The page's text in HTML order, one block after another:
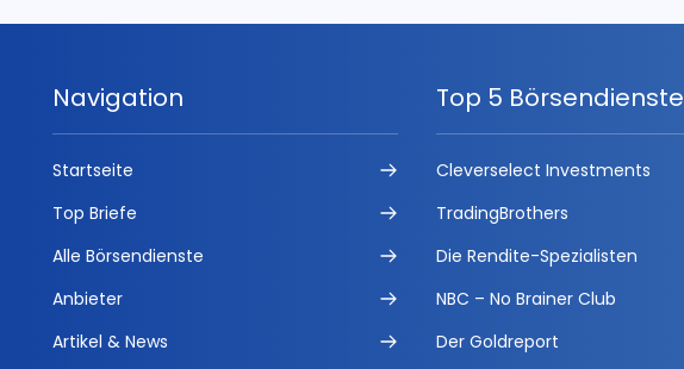
Navigation
Startseite
Top Briefe
Alle Börsendienste
Anbieter
Artikel & News
Top 5 Börsendienste
Cleverselect Investments
TradingBrothers
Die Rendite-Spezialisten
NBC – No Brainer Club
Der Goldreport